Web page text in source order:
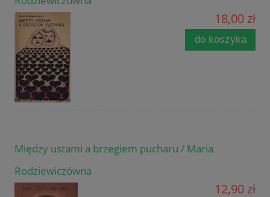
18,00 zł
do koszyka
Między ustami a brzegiem pucharu / Maria
Rodziewiczówna
12,90 zł